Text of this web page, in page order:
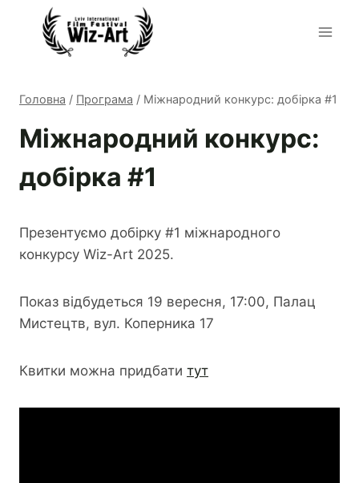
Перейти
Головна / Програма / Міжнародний конкурс: добірка #1
Міжнародний конкурс:
добірка #1
Презентуємо добірку #1 міжнародного
конкурсу Wiz-Art 2025.
Показ відбудеться 19 вересня, 17:00, Палац
Мистецтв, вул. Коперника 17
Квитки можна придбати тут